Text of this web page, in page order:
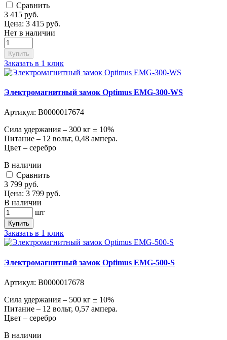
Cравнить
3 415 руб.
Цена: 3 415 руб.
Нет в наличии
Купить
Заказать в 1 клик
Электромагнитный замок Optimus EMG-300-WS
Артикул: В0000017674
Сила удержания – 300 кг ± 10%
Питание – 12 вольт, 0,48 ампера.
Цвет – серебро
В наличии
Cравнить
3 799 руб.
Цена: 3 799 руб.
В наличии
шт
Купить
Заказать в 1 клик
Электромагнитный замок Optimus EMG-500-S
Артикул: В0000017678
Сила удержания – 500 кг ± 10%
Питание – 12 вольт, 0,57 ампера.
Цвет – серебро
В наличии